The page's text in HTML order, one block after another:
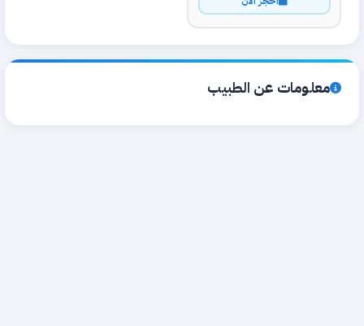
معلومات عن الطبيب